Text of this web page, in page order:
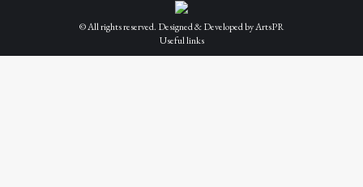
© All rights reserved. Designed & Developed byArtsPR
Useful links